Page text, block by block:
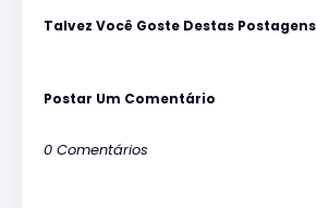
Talvez Você Goste Destas Postagens
Postar Um Comentário
0 Comentários